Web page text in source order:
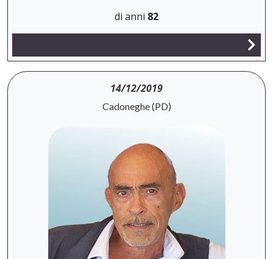
di anni 82
14/12/2019
Cadoneghe (PD)